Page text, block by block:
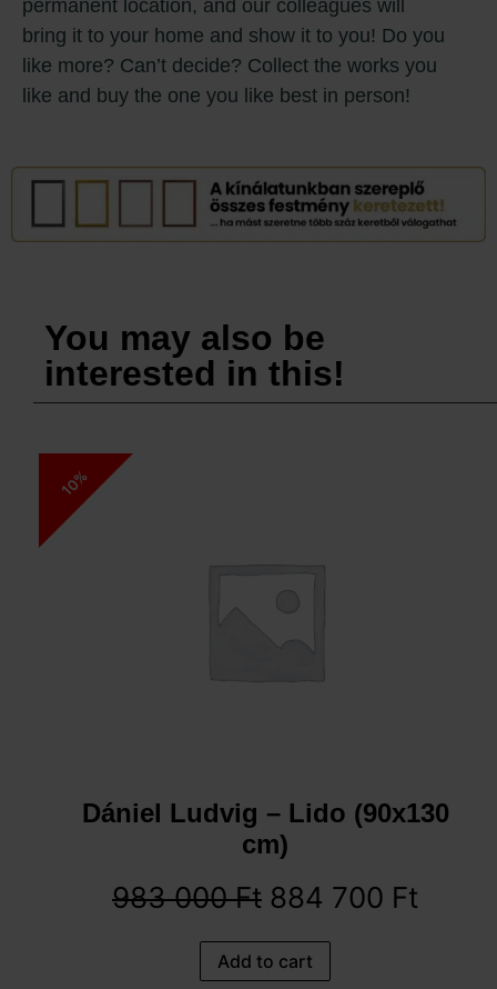
permanent location, and our colleagues will
bring it to your home and show it to you! Do you
like more? Can’t decide? Collect the works you
like and buy the one you like best in person!
You may also be
interested in this!
10%
Dániel Ludvig – Lido (90x130
cm)
983 000Ft 884 700 Ft
Add to cart